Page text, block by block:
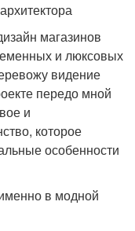
магазинов
и люксовых
видение
передо мной
и
которое
особенности
в модной